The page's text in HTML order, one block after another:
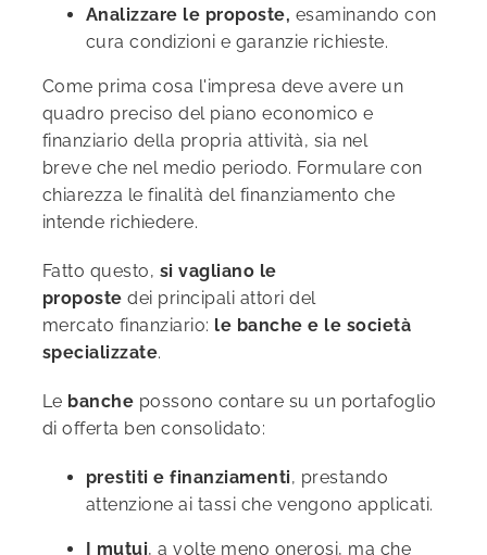
Analizzare le proposte, esaminando con
cura condizioni e garanzie richieste.
Come prima cosa l'impresa deve avere un
quadro preciso del piano economico e
finanziario della propria attività, sia nel
breve che nel medio periodo. Formulare con
chiarezza le finalità del finanziamento che
intende richiedere.
Fatto questo, si vagliano le
proposte dei principali attori del
mercato finanziario: le banche e le società
specializzate.
Le banche possono contare su un portafoglio
di offerta ben consolidato:
prestiti e finanziamenti, prestando
attenzioneai tassi che vengono applicati.
I mutui, a volte meno onerosi, ma che